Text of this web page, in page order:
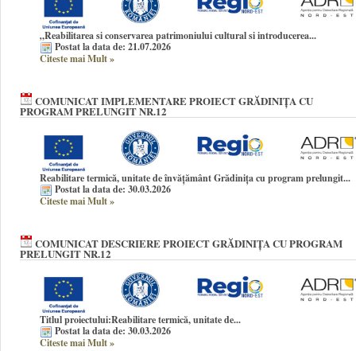
„Reabilitarea si conservarea patrimoniului cultural si introducerea...
Postat la data de: 21.07.2026
Citeste mai Mult»
COMUNICAT IMPLEMENTARE PROIECT GRĂDINIȚA CU
PROGRAM PRELUNGIT NR.12
Reabilitare termică, unitate de învățământ Grădinița cu program prelungit...
Postat la data de: 30.03.2026
Citeste mai Mult»
COMUNICAT DESCRIERE PROIECT GRĂDINIȚA CU PROGRAM
PRELUNGIT NR.12
Titlul proiectului:Reabilitare termică, unitate de...
Postat la data de: 30.03.2026
Citeste mai Mult»